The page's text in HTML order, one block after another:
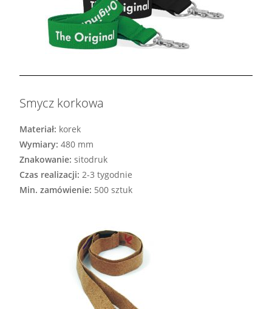
Smycz korkowa
Materiał: korek
Wymiary: 480 mm
Znakowanie: sitodruk
Czas realizacji: 2-3 tygodnie
Min. zamówienie: 500 sztuk